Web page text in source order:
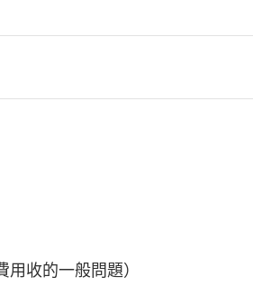
用收的一般問題）